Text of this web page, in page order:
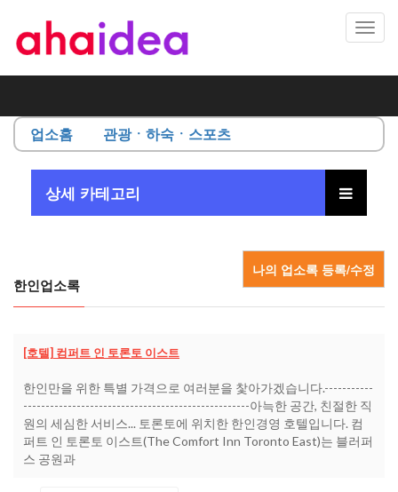
업소홈 관광ㆍ하숙ㆍ스포츠
상세 카테고리
나의 업소록 등록/수정
한인업소록
[호텔] 컴퍼트 인 토론토 이스트
한인만을 위한 특별 가격으로 여러분을 찿아가겠습니다.-----------
---------------------------------------------------아늑한 공간, 친절한 직
원의 세심한 서비스... 토론토에 위치한 한인경영 호텔입니다. 컴
퍼트 인 토론토 이스트(The Comfort Inn Toronto East)는 블러퍼
스 공원과